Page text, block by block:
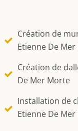
Création de
Etienne De
Création de
De Mer Morte
Installation de
Etienne De